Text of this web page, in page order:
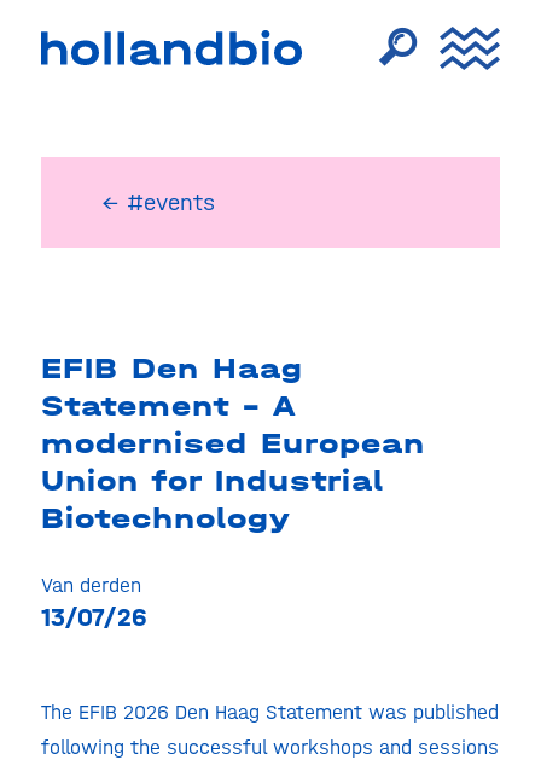
← #events
EFIB Den Haag
Statement – A
modernised European
Union for Industrial
Biotechnology
Van derden
13/07/26
The EFIB 2026 Den Haag Statement was published
following the successful workshops and sessions